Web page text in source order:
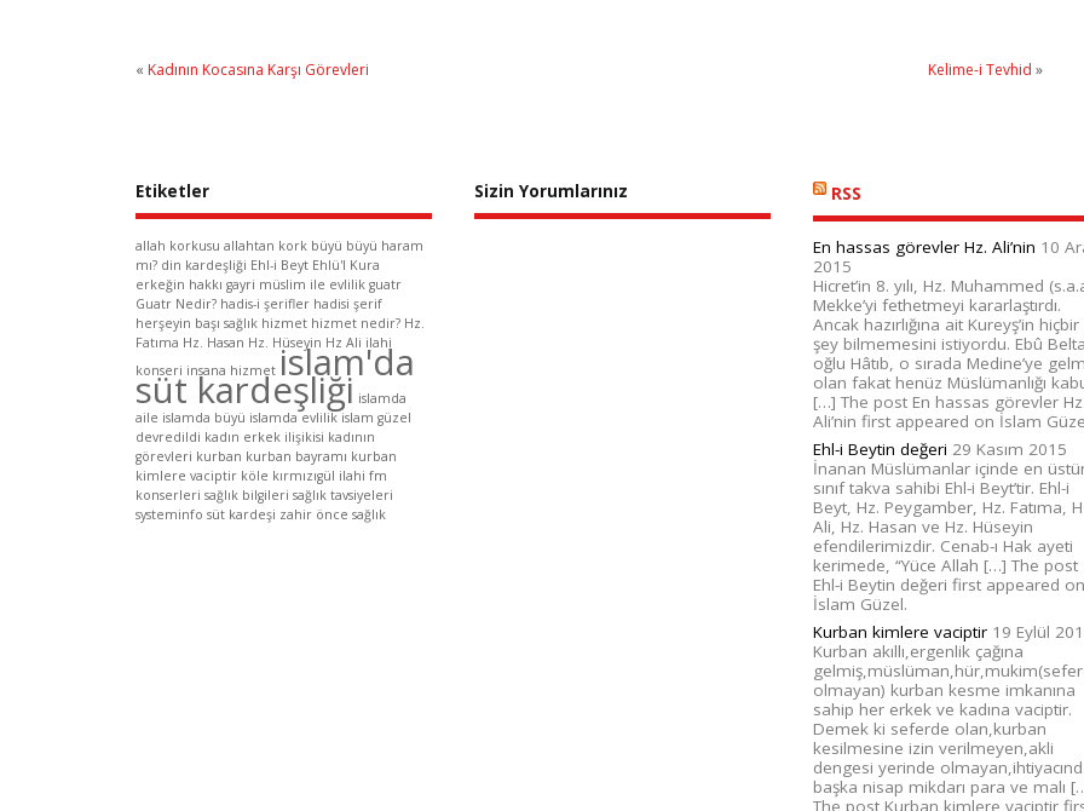
« Kadının Kocasına Karşı Görevleri Kelime-i Tevhid »
Etiketler
allah korkusu allahtan kork büyü büyü haram
mı? din kardeşliği Ehl-i Beyt Ehlü'l Kura
erkeğin hakkı gayri müslim ile evlilik guatr
Guatr Nedir? hadis-i şerifler hadisi şerif
herşeyin başı sağlık hizmet hizmet nedir? Hz.
Fatıma Hz. Hasan Hz. Hüseyin Hz Ali ilahi
konseri insana hizmet islam'da
süt kardeşliği islamda
aile islamda büyü islamda evlilik islam güzel
devredildi kadın erkek ilişikisi kadının
görevleri kurban kurban bayramı kurban
kimlere vaciptir köle kırmızıgül ilahi fm
konserleri sağlık bilgileri sağlık tavsiyeleri
systeminfo süt kardeşi zahir önce sağlık
Sizin Yorumlarınız RSS
En hassas görevler Hz. Ali’nin 10
2015
Hicret’in 8. yılı, Hz. Muhammed
Mekke’yi fethetmeyi kararlaştırdı.
Ancak hazırlığına ait Kureyş’in hiçbir
şey bilmemesini istiyordu. Ebû
oğlu Hâtıb, o sırada Medine’ye
olan fakat henüz Müslümanlığı
[…] The post En hassas görevler
Ali’nin first appeared on İslam
Ehl-i Beytin değeri 29 Kasım 2015
İnanan Müslümanlar içinde en
sınıf takva sahibi Ehl-i Beyt’tir. Ehl-i
Beyt, Hz. Peygamber, Hz. Fatıma,
Ali, Hz. Hasan ve Hz. Hüseyin
efendilerimizdir. Cenab-ı Hak ayeti
kerimede, “Yüce Allah […] The post
Ehl-i Beytin değeri first appeared on
İslam Güzel.
Kurban kimlere vaciptir 19 Eylül
Kurban akıllı,ergenlik çağına
olmayan) kurban kesme imkanına
sahip her erkek ve kadına vaciptir.
Demek ki seferde olan,kurban
kesilmesine izin verilmeyen,akli
dengesi yerinde
başka nisap mikdarı para ve malı
The post Kurban kimlere vaciptir